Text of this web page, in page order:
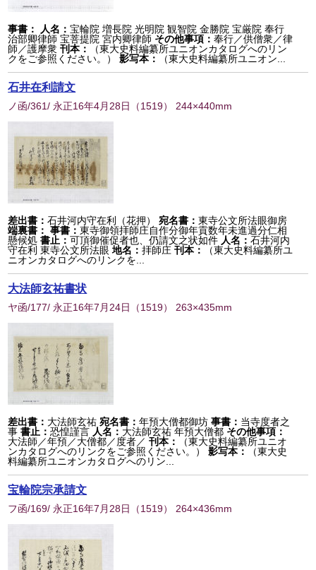
事書： 人名：宝輪院 増長院 光明院 観智院 金勝院 宝厳院 奉行
治部卿律師 宝菩提院 宮内卿律師 その他事項：奉行／供僧衆／律
師／護摩衆 刊本：
（東大史料編纂所ユニオンカタログへのリン
クをご参照ください。）
影写本： （東大史料編纂所ユニオン...
石井在利請文
ノ函/361/ 永正16年4月28日 （1519） 244×440mm
差出書：石井河内守在利（花押） 宛名書：東寺公文所法眼御房
端裏書： 事書：東寺御領拝師庄自作分御年貢数年未進過分仁相
懸候処 書止：可頂御催促者也、仍請文之状如件 人名：石井河内
守在利 東寺公文所法眼 地名：拝師庄 刊本：
（東大史料編纂所ユ
ニオンカタログへのリンクを...
大法師玄祐書状
ヤ函/177/ 永正16年7月24日 （1519） 263×435mm
差出書： 大法師玄祐 宛名書：年預大僧都御坊 事書： 当寺度者之
事書止：恐惶謹言 人名： 大法師玄祐 年預大僧都 その他事項：
大法師／年預／大僧都／度者／刊本：
（東大史料編纂所ユニオ
ンカタログへのリンクをご参照ください。）
影写本：
（東大史
料編纂所ユニオンカタログへのリン...
宝輪院宗承請文
フ函/169/ 永正16年7月28日 （1519） 264×436mm